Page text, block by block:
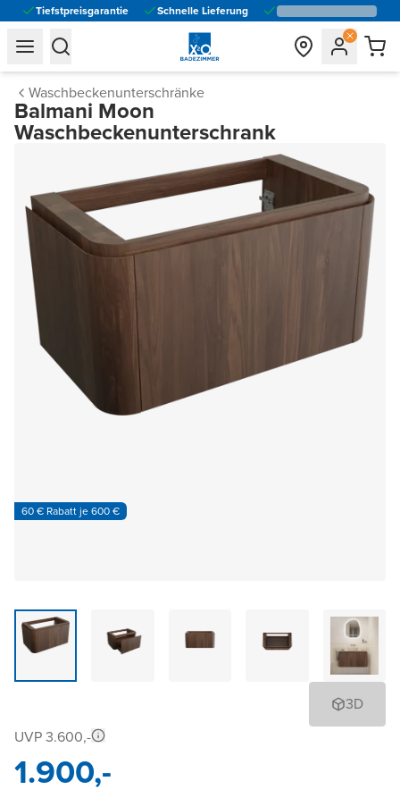
Tiefstpreisgarantie Schnelle Lieferung
general.navigation.toggle_menu.label
general.navigation.toggle_menu.label
Waschbeckenunterschränke
Balmani Moon
Waschbeckenunterschrank
60 € Rabatt je 600 €
3D
UVP 3.600,-
1.900,-